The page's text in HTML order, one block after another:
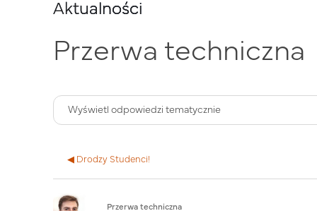
Aktualności
Przerwa techniczna
◀︎ Drodzy Studenci!
Przerwa techniczna
Liczba odpowiedzi: 0